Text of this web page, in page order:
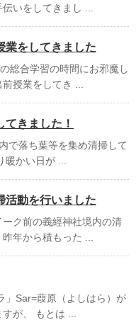
いをしてきまし ...
業をしてきました
総合学習の時間にお邪魔し
授業をしてき ...
きました！
で落ち葉等を集め清掃して
かい日が ...
活動を行いました
ク前の義經神社境内の清
年から積もった ...
」Sar=葭原（よしはら）が
が、 もとは ...